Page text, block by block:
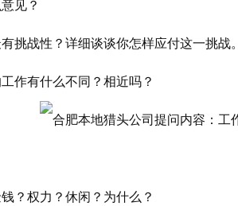
见？
挑战性？详细谈谈你怎样应付这一挑战。
作有什么不同？相近吗？
？权力？休闲？为什么？